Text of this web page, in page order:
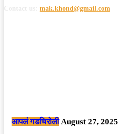
mak.khond@gmail.com
आपलं गडचिरोली August 27, 2025